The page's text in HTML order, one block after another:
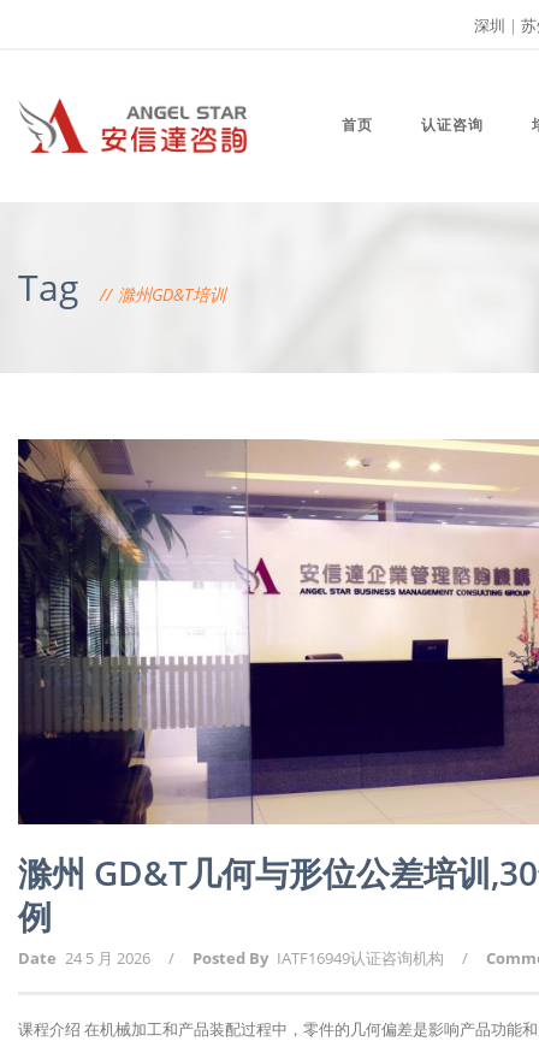
深圳 |
首页 认证咨询
Tag 滁州GD&T培训
滁州 GD&T几何与形位公差培训
例
Date 24 5 月 2026 / Posted By IATF16949认证咨询机构 /
课程介绍 在机械加工和产品装配过程中，零件的几何偏差是影响产品功能